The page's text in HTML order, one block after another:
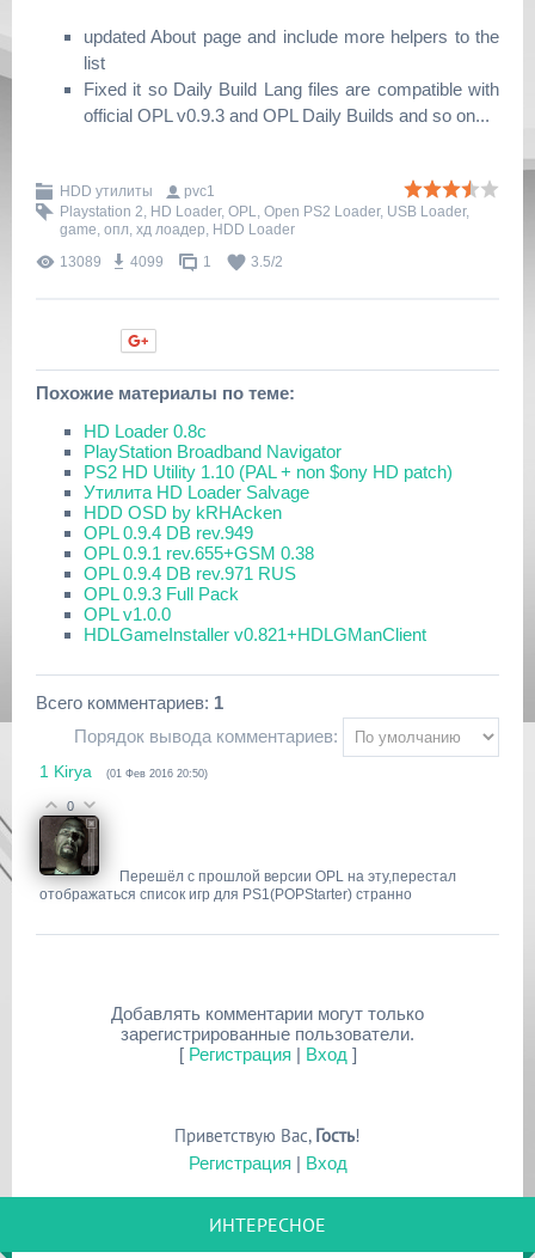
updated About page and include more helpers to the
list
Fixed it so Daily Build Lang files are compatible with
official OPL v0.9.3 and OPL Daily Builds and so on...
HDD утилиты
pvc1
Playstation 2, HD Loader, OPL, Open PS2 Loader, USB Loader,
game, опл, хд лоадер, HDD Loader
13089
4099 1 3.5/2
Похожие материалы по теме:
HD Loader 0.8c
PlayStation Broadband Navigator
PS2 HD Utility 1.10 (PAL + non $ony HD patch)
Утилита HD Loader Salvage
HDD OSD by kRHAcken
OPL 0.9.4 DB rev.949
OPL 0.9.1 rev.655+GSM 0.38
OPL 0.9.4 DB rev.971 RUS
OPL 0.9.3 Full Pack
OPL v1.0.0
HDLGameInstaller v0.821+HDLGManClient
Всего комментариев: 1
Порядок вывода комментариев:
1 Kirya (01 Фев 2016 20:50)
0
Перешёл с прошлой версии OPL на эту,перестал
отображаться список игр для PS1(POPStarter) странно
Добавлять комментарии могут только
зарегистрированные пользователи.
[ Регистрация | Вход ]
Приветствую Вас, Гость!
Регистрация | Вход
ИНТЕРЕСНОЕ